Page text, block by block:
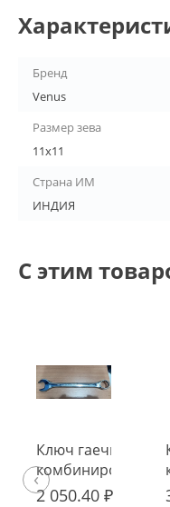
Бренд
Venus
Размер зева
11х11
Страна ИМ
ИНДИЯ
С этим
Ключ гаечный
41х41
2 050.40 ₽
‹